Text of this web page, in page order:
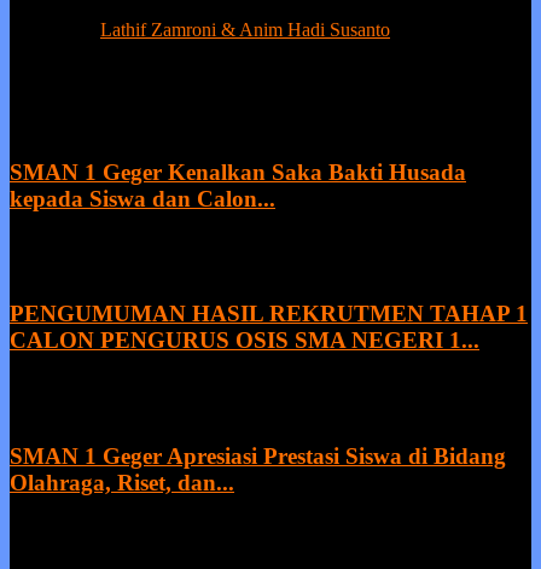
Lathif Zamroni & Anim Hadi Susanto
SMAN 1 Geger Kenalkan Saka Bakti Husada
kepada Siswa dan Calon...
PENGUMUMAN HASIL REKRUTMEN TAHAP 1
CALON PENGURUS OSIS SMA NEGERI 1...
SMAN 1 Geger Apresiasi Prestasi Siswa di Bidang
Olahraga, Riset, dan...